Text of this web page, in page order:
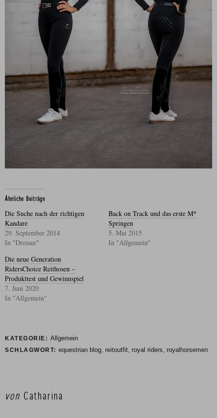
Ähnliche Beiträge
Die Suche nach der richtigen
Kandare
29. September 2014
In "Dressur"
Back on Track und das erste M*
Springen
5. Mai 2015
In "Allgemein"
Die neue Generation
RidersChoice Reithosen –
Produkttest und Gewinnspiel
7. Juni 2020
In "Allgemein"
KATEGORIE: Allgemein
SCHLAGWORT: equestrian blog, reitoutfit, royal riders, royalhorsemen
vonCatharina